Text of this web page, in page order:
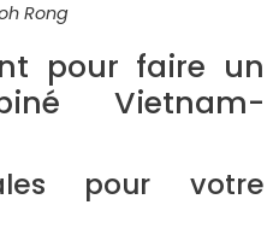
Rong
pour faire un
Vietnam-
pour votre